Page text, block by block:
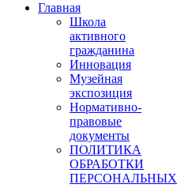
Главная
Школа
активного
гражданина
Инновация
Музейная
экспозиция
Нормативно-
правовые
документы
ПОЛИТИКА
ОБРАБОТКИ
ПЕРСОНАЛЬНЫХ